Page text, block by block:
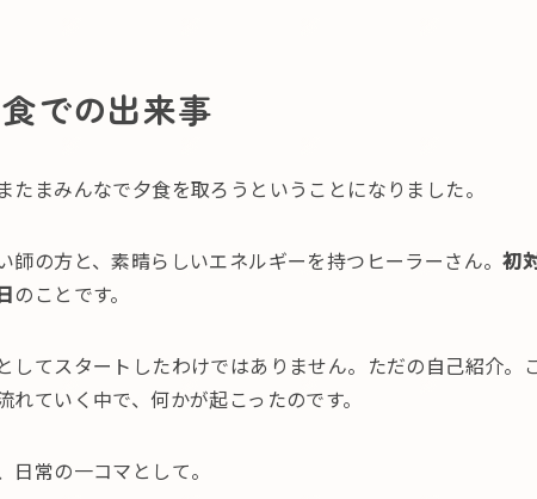
での出来事
たまみんなで夕食を取ろうということになりました。
師の方と、素晴らしいエネルギーを持つヒーラーさん。初
のことです。
してスタートしたわけではありません。ただの自己紹介。
れていく中で、何かが起こったのです。
日常の一コマとして。